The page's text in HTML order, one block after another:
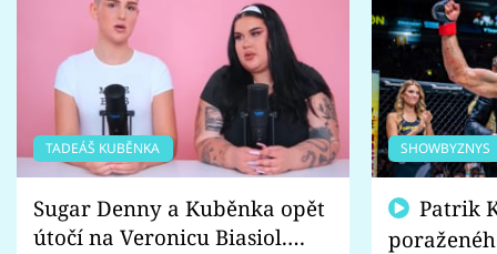
TADEÁŠ KUBĚNKA
Sugar Denny a Kuběnka opět
útočí na Veronicu Biasiol.
SHOWBYZNYS